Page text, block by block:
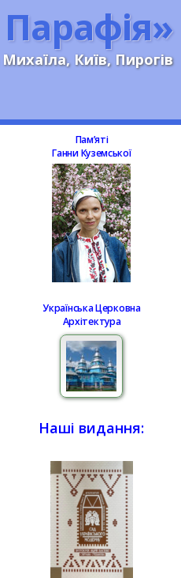
Київ, Пирогів
Памʼяті
Ганни Куземської
Українська Церковна
Архітектура
Наші видання: